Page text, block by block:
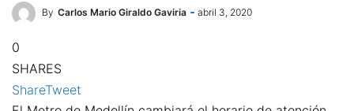
By Carlos Mario Giraldo Gaviria abril 3, 2020
0
SHARES
ShareTweet